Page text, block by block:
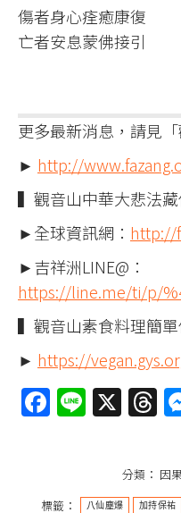
傷者身心痊癒康復​
亡者安息蒙佛接引​
更多最新消息，請見「
► http://
▍觀音山中華大悲法
►全球資訊網： http://
►吉祥洲LINE@：
https://line.me/ti/p/
▍觀音山素食料理簡
► https://
Facebook
Line
X
分類： 因
標籤：
八仙塵爆 加持保祐